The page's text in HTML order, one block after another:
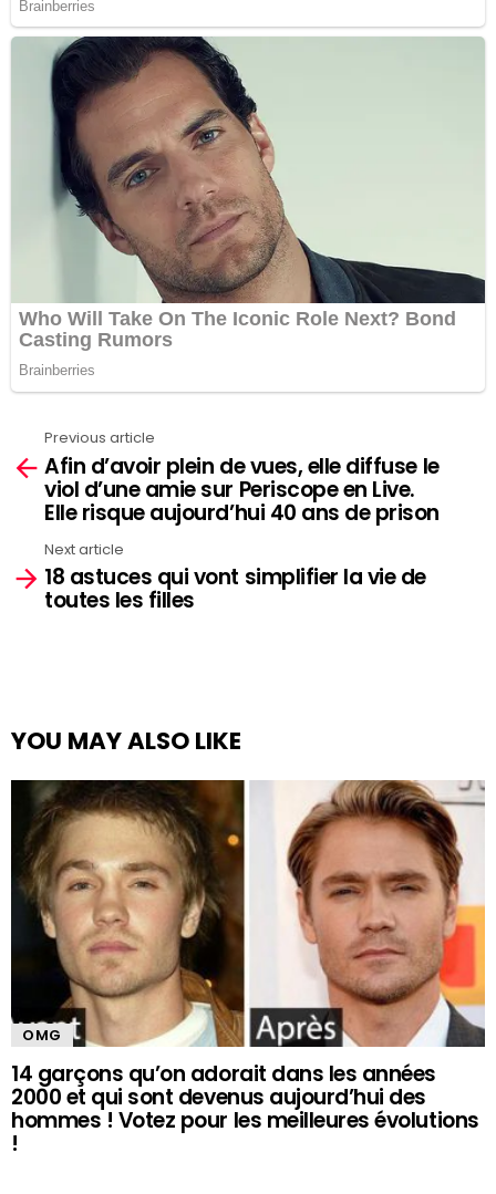
See
more
Previous article
Afin d’avoir plein de vues, elle diffuse le
viol d’une amie sur Periscope en Live.
Elle risque aujourd’hui 40 ans de prison
Next article
18 astuces qui vont simplifier la vie de
toutes les filles
YOU MAY ALSO LIKE
OMG
14 garçons qu’on adorait dans les années
2000 et qui sont devenus aujourd’hui des
hommes ! Votez pour les meilleures évolutions
!